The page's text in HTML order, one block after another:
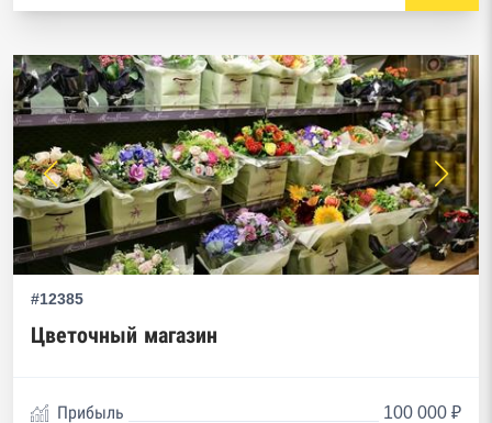
#12385
Цветочный магазин
Прибыль
100 000 ₽